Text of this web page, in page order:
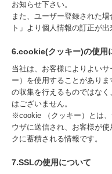
お知らせ下さい。
また、ユーザー登録された
ト」より個人情報の訂正が出
6.cookie(クッキー)の使用
当社は、お客様によりよい
ー）を使用することがあり
の収集を行えるものではな
はございません。
※cookie （クッキー）とは
ウザに送信され、お客様が
クに蓄積される情報です。
7.SSLの使用について